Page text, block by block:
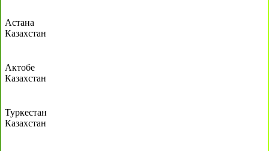
Астана
Казахстан
Актобе
Казахстан
Туркестан
Казахстан